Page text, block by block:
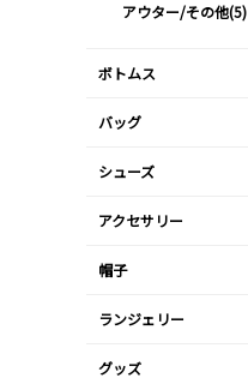
アウター/その他(5)
ボトムス
バッグ
シューズ
アクセサリー
帽子
ランジェリー
グッズ